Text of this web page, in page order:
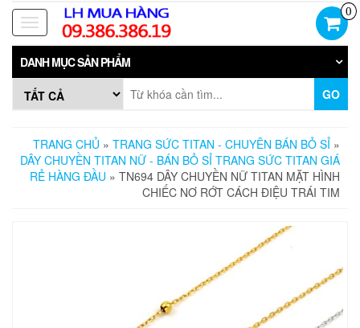
Skip
the
content
Toggle
navigation
0
DANH MỤC SẢN PHẨM
GO
TRANG CHỦ » TRANG SỨC TITAN - CHUYÊN BÁN BỎ SỈ »
DÂY CHUYỀN TITAN NỮ - BÁN BỎ SỈ TRANG SỨC TITAN GIÁ
RẺ HÀNG ĐẦU » TN694 DÂY CHUYỀN NỮ TITAN MẶT HÌNH
CHIẾC NƠ RỚT CÁCH ĐIỆU TRÁI TIM